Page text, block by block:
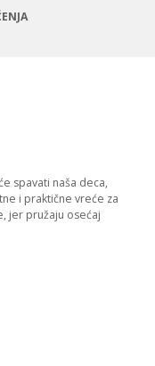
spavati naša deca,
i praktične vreće za
jer pružaju osećaj